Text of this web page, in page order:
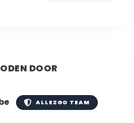
DOOR
ALLEZGO TEAM